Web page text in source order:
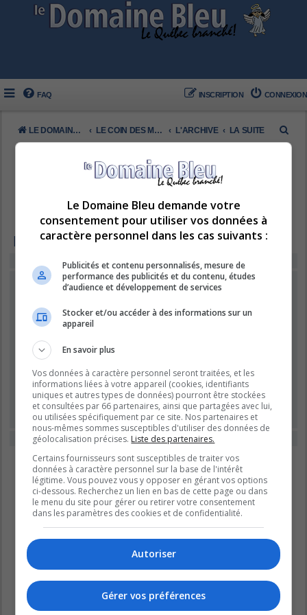
FAQ CONNEXION
INSCRIPTION
LE DOMAINE BLEU LE COIN DES MEMBRES L'ARCHIVE LA SUITE
e
LA SUITE
Vous ne pouvez pas voir ou consulter les sujets de ce forum.
CONNEXION•INSCRIPTION
Masquer ma présence lors de cette session
Cette catégorie ne contient aucun forum.
Le Domaine Bleu demande votre
consentement pour utiliser vos données à
caractère personnel dans les cas suivants :
Publicités et contenu personnalisés, mesure de
performance des publicités et du contenu, études
d’audience et développement de services
Stocker et/ou accéder à des informations sur un
appareil
En savoir plus
Vos données à caractère personnel seront traitées, et les
informations liées à votre appareil (cookies, identifiants
uniques et autres types de données) pourront être stockées
et consultées par 66 partenaires, ainsi que partagées avec lui,
ou utilisées spécifiquement par ce site. Nos partenaires et
nous-mêmes sommes susceptibles d'utiliser des données de
géolocalisation précises. Liste des partenaires.
Certains fournisseurs sont susceptibles de traiter vos
données à caractère personnel sur la base de l'intérêt
légitime. Vous pouvez vous y opposer en gérant vos options
ci-dessous. Recherchez un lien en bas de cette page ou dans
le menu du site pour gérer ou retirer votre consentement
dans les paramètres des cookies et de confidentialité.
Autoriser
Gérer vos préférences